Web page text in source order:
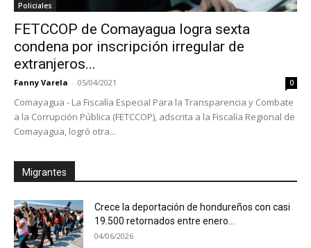
Policiales
FETCCOP de Comayagua logra sexta
condena por inscripción irregular de
extranjeros...
Fanny Varela - 05/04/2021 0
Comayagua - La Fiscalía Especial Para la Transparencia y Combate
a la Corrupción Pública (FETCCOP), adscrita a la Fiscalía Regional de
Comayagua, logró otra...
Migrantes
Crece la deportación de hondureños con casi
19.500 retornados entre enero...
04/06/2026